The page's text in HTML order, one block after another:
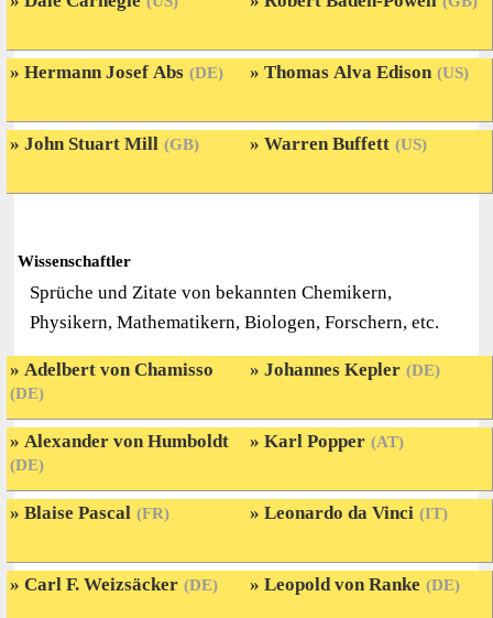
Hermann Josef Abs (DE)
John Stuart Mill (GB)
Thomas Alva Edison (US)
Warren Buffett (US)
Wissenschaftler
Sprüche und Zitate von bekannten Chemikern,
Physikern, Mathematikern, Biologen, Forschern, etc.
Adelbert von Chamisso
(DE)
Alexander von Humboldt
(DE)
Blaise Pascal (FR)
Carl F. Weizsäcker (DE)
Johannes Kepler (DE)
Karl Popper (AT)
Leonardo da Vinci (IT)
Leopold von Ranke (DE)